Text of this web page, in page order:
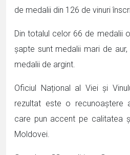
de medalii din 126 de vinuri
Din totalul celor 66 de medalii
șapte sunt medalii mari de
medalii de argint.
Oficiul Național al Viei și
rezultat este o recunoaștere
care pun accent pe calitatea
Moldovei.